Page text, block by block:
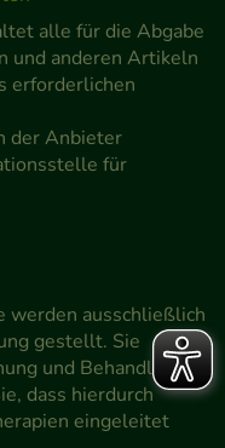
Daten hierfür
oder soziale
alle für die Abgabe
und anderen Artikeln
erforderlichen
der Anbieter
für
werden ausschließlich
gestellt. Sie
und Behandlung
dass hierdurch
eingeleitet